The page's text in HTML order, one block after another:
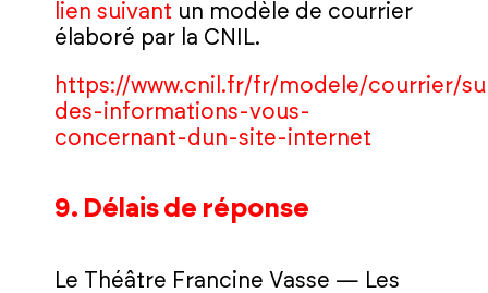
lien suivant un modèle de courrier
élaboré par la CNIL.
https://www.cnil.fr/fr/modele/courrier/
des-informations-vous-
concernant-dun-site-internet
9. Délais de réponse
Le Théâtre Francine Vasse — Les